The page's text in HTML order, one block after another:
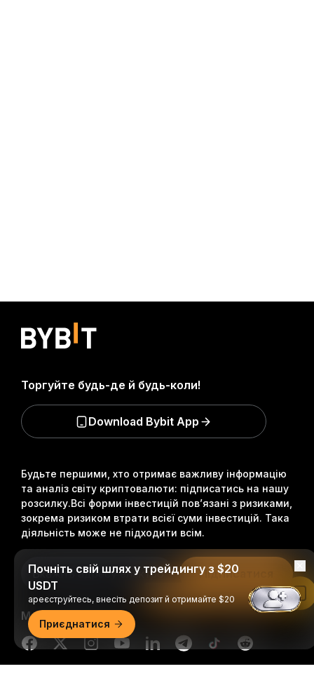
Будьте першими, хто отримає важливу інформацію
та аналіз світу криптовалюти: підписатись на нашу
розсилку.Всі форми інвестицій пов’язані з ризиками,
зокрема ризиком втрати всієї суми інвестицій. Така
діяльність може не підходити всім.
Підписатися
Ми в соцмережах
Торгуйте будь-де й будь-коли!
Download Bybit App
Почніть свій шлях у трейдингу з $20
USDT
ареєструйтесь, внесіть депозит й отримайте $20
Приєднатися
Читати в застосунку Bybit